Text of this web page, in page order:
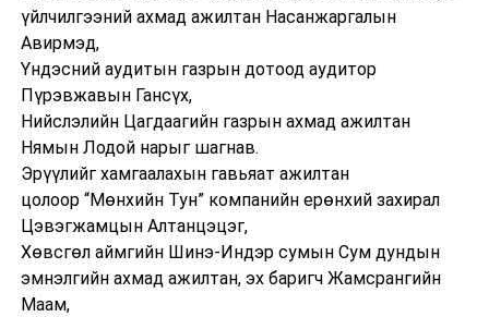
үйлчилгээний ахмад ажилтан Насанжаргалын
Авирмэд,
Үндэсний аудитын газрын дотоод аудитор
Пүрэвжавын Гансүх,
Нийслэлийн Цагдаагийн газрын ахмад ажилтан
Нямын Лодой нарыг шагнав.
Эрүүлийг хамгаалахын гавьяат ажилтан
цолоор “Мөнхийн Тун” компанийн ерөнхий захирал
Цэвэгжамцын Алтанцэцэг,
Хөвсгөл аймгийн Шинэ-Индэр сумын Сум дундын
эмнэлгийн ахмад ажилтан, эх баригч Жамсрангийн
Маам,